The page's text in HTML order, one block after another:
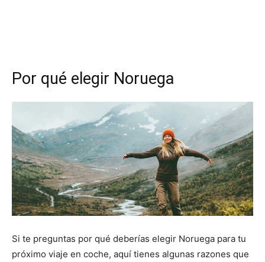
Por qué elegir Noruega
Si te preguntas por qué deberías elegir Noruega para tu
próximo viaje en coche, aquí tienes algunas razones que